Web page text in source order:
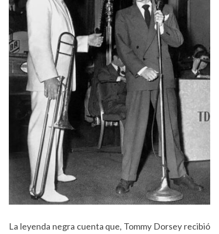
La leyenda negra cuenta que, Tommy Dorsey recibió